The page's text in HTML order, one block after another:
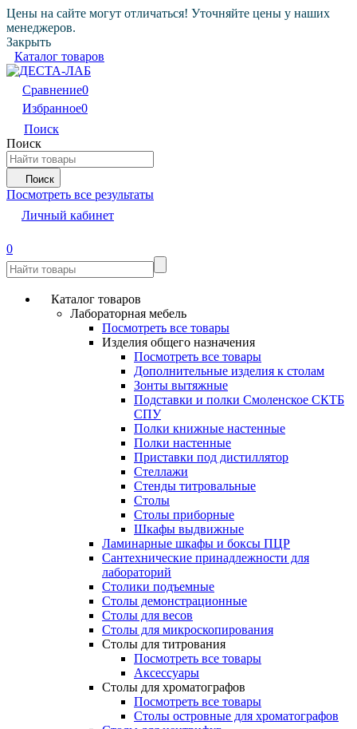
Цены на сайте могут отличаться! Уточняйте цены у наших
менеджеров.
Закрыть
Каталог товаров
Сравнение0
Избранное0
Поиск
Поиск
Поиск
Посмотреть все результаты
Личный кабинет
0
Каталог товаров
Лабораторная мебель
Посмотреть все товары
Изделия общего назначения
Посмотреть все товары
Дополнительные изделия к столам
Зонты вытяжные
Подставки и полки Смоленское СКТБ
СПУ
Полки книжные настенные
Полки настенные
Приставки под дистиллятор
Стеллажи
Стенды титровальные
Столы
Столы приборные
Шкафы выдвижные
Ламинарные шкафы и боксы ПЦР
Сантехнические принадлежности для
лабораторий
Столики подъемные
Столы демонстрационные
Столы для весов
Столы для микроскопирования
Столы для титрования
Посмотреть все товары
Аксессуары
Столы для хроматографов
Посмотреть все товары
Столы островные для хроматографов